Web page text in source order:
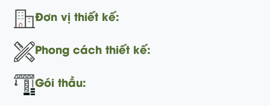
Đơn vị thiết kế:
Phong cách thiết kế:
Gói thầu: